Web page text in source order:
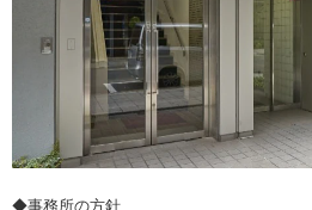
◆事務所の方針